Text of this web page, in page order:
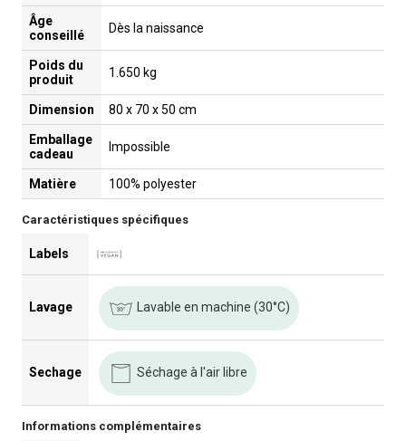
Âge
conseillé
Dès la naissance
Poids du
produit
1.650 kg
Dimension 80 x 70 x 50 cm
Emballage
cadeau
Impossible
Matière 100% polyester
Caractéristiques spécifiques
Labels
Lavage Lavable en machine (30°C)
Sechage Séchage à l'air libre
Informations complémentaires